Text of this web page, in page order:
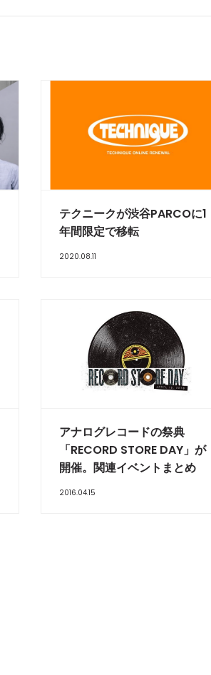
テクニークが渋谷PARCOに1
年間限定で移転
2020.08.11
アナログレコードの祭典
「RECORD STORE DAY」が
開催。関連イベントまとめ
2016.04.15